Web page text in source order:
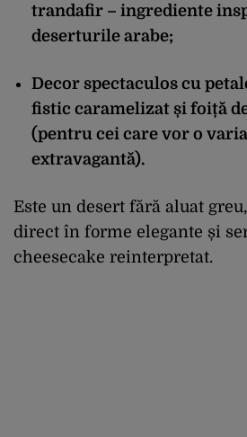
trandafir – ingrediente
deserturile arabe;
Decor spectaculos cu
fistic caramelizat și foiță
(pentru cei care vor o
extravagantă).
Este un desert fără aluat
direct în forme elegante și
cheesecake reinterpretat.